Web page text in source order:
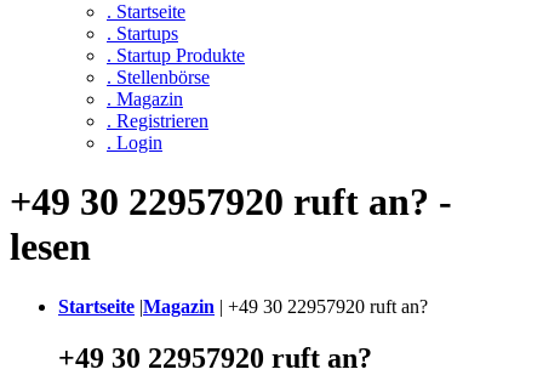
. Startseite
. Startups
. Startup Produkte
. Stellenbörse
. Magazin
. Registrieren
. Login
+49 30 22957920 ruft an? -
lesen
Startseite |Magazin | +49 30 22957920 ruft an?
+49 30 22957920 ruft an?